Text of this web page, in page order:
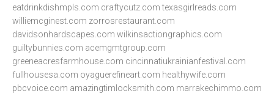
eatdrinkdishmpls.com craftycutz.com texasgirlreads.com
williemcginest.com zorrosrestaurant.com
davidsonhardscapes.com wilkinsactiongraphics.com
guiltybunnies.com acemgmtgroup.com
greeneacresfarmhouse.com cincinnatiukrainianfestival.com
fullhousesa.com oyaguerefineart.com healthywife.com
pbcvoice.com amazingtimlocksmith.com marrakechimmo.com